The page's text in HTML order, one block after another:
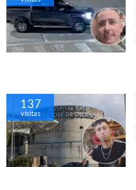
137
visitas